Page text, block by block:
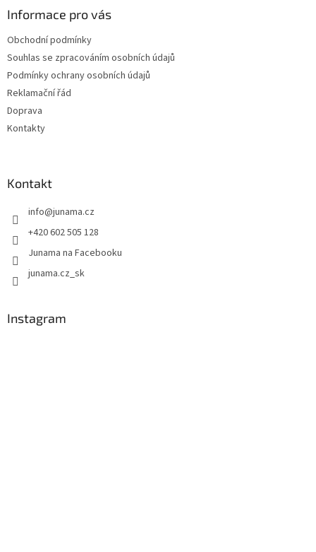
Informace pro vás
Obchodní podmínky
Souhlas se zpracováním osobních údajů
Podmínky ochrany osobních údajů
Reklamační řád
Doprava
Kontakty
Kontakt
info@junama.cz
+420 602 505 128
Junama na Facebooku
junama.cz_sk
Instagram